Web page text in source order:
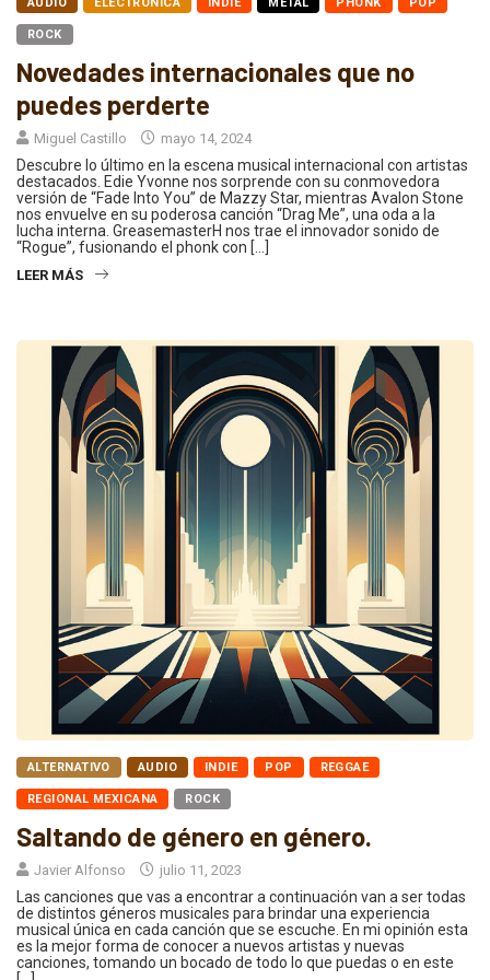
ROCK
Novedades internacionales que no
puedes perderte
Miguel Castillo mayo 14, 2024
Descubre lo último en la escena musical internacional con artistas
destacados. Edie Yvonne nos sorprende con su conmovedora
versión de “Fade Into You” de Mazzy Star, mientras Avalon Stone
nos envuelve en su poderosa canción “Drag Me”, una oda a la
lucha interna. GreasemasterH nos trae el innovador sonido de
“Rogue”, fusionando el phonk con […]
LEER MÁS
ALTERNATIVO AUDIO INDIE POP REGGAE
REGIONAL MEXICANA ROCK
Saltando de género en género.
Javier Alfonso julio 11, 2023
Las canciones que vas a encontrar a continuación van a ser todas
de distintos géneros musicales para brindar una experiencia
musical única en cada canción que se escuche. En mi opinión esta
es la mejor forma de conocer a nuevos artistas y nuevas
canciones, tomando un bocado de todo lo que puedas o en este